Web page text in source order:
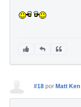
#18 por Matt Ken